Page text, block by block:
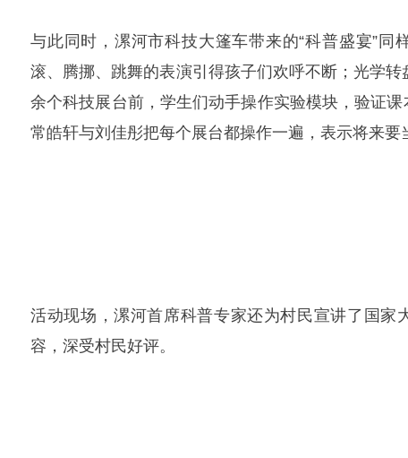
与此同时，漯河市科技大篷车带来的“科普盛宴”同
滚、腾挪、跳舞的表演引得孩子们欢呼不断；光学
余个科技展台前，学生们动手操作实验模块，验证
常皓轩与刘佳彤把每个展台都操作一遍，表示将来要
活动现场，漯河首席科普专家还为村民宣讲了国家
容，深受村民好评。